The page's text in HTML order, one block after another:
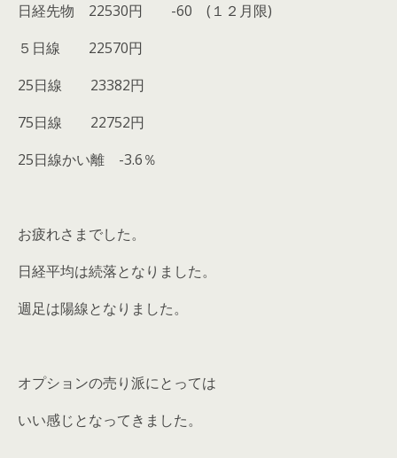
日経先物 22530円 -60 (１２月限)
５日線 22570円
25日線 23382円
75日線 22752円
25日線かい離 -3.6％
お疲れさまでした。
日経平均は続落となりました。
週足は陽線となりました。
オプションの売り派にとっては
いい感じとなってきました。